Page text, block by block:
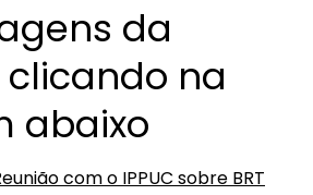
da
na
abaixo